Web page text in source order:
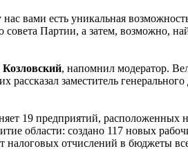
вами есть уникальная
Партии, а затем, возможно,
, напомнил модератор.
заместитель
19 предприятий, расположенных
области: создано 117 новых
налоговых отчислений в бюджеты